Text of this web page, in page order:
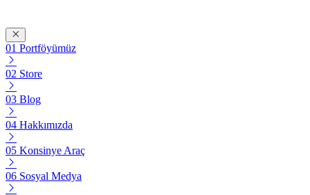
Portföyümüz
Store
Blog
Hakkımızda
Konsinye Araç
Sosyal Medya